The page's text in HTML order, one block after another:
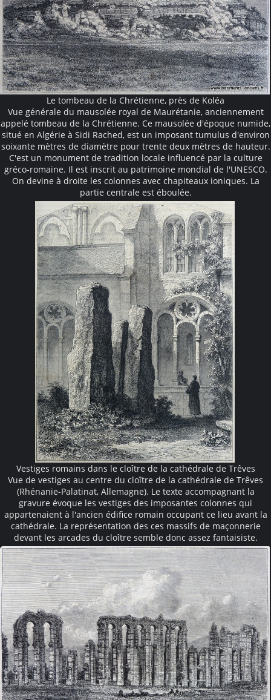
Le tombeau de la Chrétienne, près de Koléa
Vue générale du mausolée royal de Maurétanie, anciennement
appelé tombeau de la Chrétienne. Ce mausolée d'époque numide,
situé en Algérie à Sidi Rached, est un imposant tumulus d'environ
soixante mètres de diamètre pour trente deux mètres de hauteur.
C'est un monument de tradition locale influencé par la culture
gréco-romaine. Il est inscrit au patrimoine mondial de l'UNESCO.
On devine à droite les colonnes avec chapiteaux ioniques. La
partie centrale est éboulée.
Vestiges romains dans le cloître de la cathédrale de Trêves
Vue de vestiges au centre du cloître de la cathédrale de Trêves
(Rhénanie-Palatinat, Allemagne). Le texte accompagnant la
gravure évoque les vestiges des imposantes colonnes qui
appartenaient à l'ancien édifice romain occupant ce lieu avant la
cathédrale. La représentation des ces massifs de maçonnerie
devant les arcades du cloître semble donc assez fantaisiste.